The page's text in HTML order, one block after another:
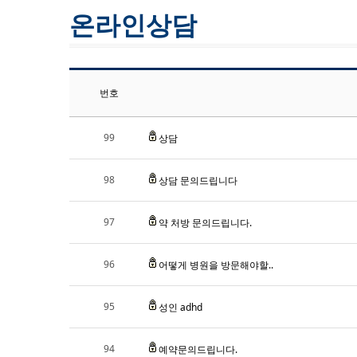
온라인상담
번호
99 상담
98 상담 문의드립니다
97 약 처방 문의드립니다.
96 어떻게 병원을 방문해야할..
95 성인 adhd
94 예약문의드립니다.